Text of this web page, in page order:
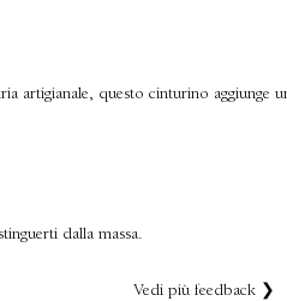
artigianale, questo cinturino aggiunge
dalla massa.
Vedi più feedback ❯